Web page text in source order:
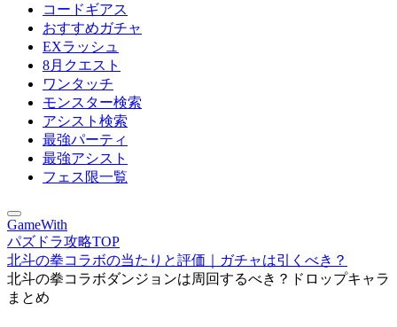
コードギアス
おすすめガチャ
EXラッシュ
8月クエスト
ワンタッチ
モンスター検索
アシスト検索
最強パーティ
最強アシスト
フェス限一覧
GameWith
パズドラ攻略TOP
北斗の拳コラボの当たりと評価｜ガチャは引くべき？
北斗の拳コラボダンジョンは周回するべき？ドロップキャラ
まとめ